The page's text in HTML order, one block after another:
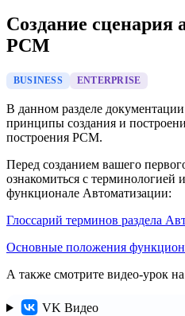
Создание сценария
РСМ
BUSINESS ENTERPRISE
В данном разделе
принципы создания и
построения РСМ.
Перед созданием вашего
ознакомиться с
функционале Автоматизации:
Глоссарий терминов раздела
Основные положения
А также смотрите видео-урок
VK Видео